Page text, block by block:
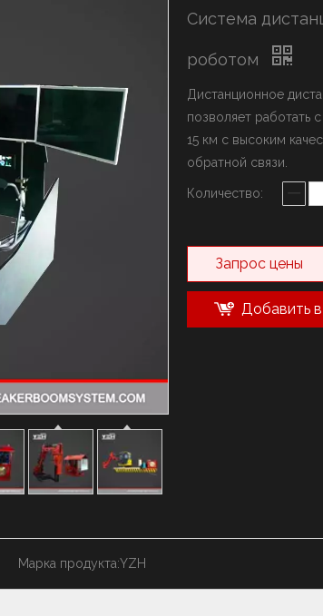
выключатель марки YZHСистема
роботом
Дистанционное
позволяет работать
15 км с высоким
обратной связи.
Количество:
Запрос цены
Добавить
Марка продукта:YZH